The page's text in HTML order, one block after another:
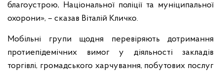
благоустрою, Національної поліції та муніципальної
охорони», – сказав Віталій Кличко.
Мобільні групи щодня перевіряють дотримання
протиепідемічних вимог у діяльності закладів
торгівлі, громадського харчування, побутових послуг